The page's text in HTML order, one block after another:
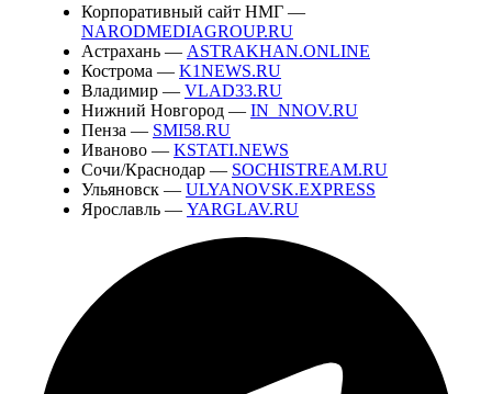
Корпоративный сайт НМГ —
NARODMEDIAGROUP.RU
Астрахань — ASTRAKHAN.ONLINE
Кострома — K1NEWS.RU
Владимир — VLAD33.RU
Нижний Новгород — IN_NNOV.RU
Пенза — SMI58.RU
Иваново — KSTATI.NEWS
Сочи/Краснодар — SOCHISTREAM.RU
Ульяновск — ULYANOVSK.EXPRESS
Ярославль — YARGLAV.RU